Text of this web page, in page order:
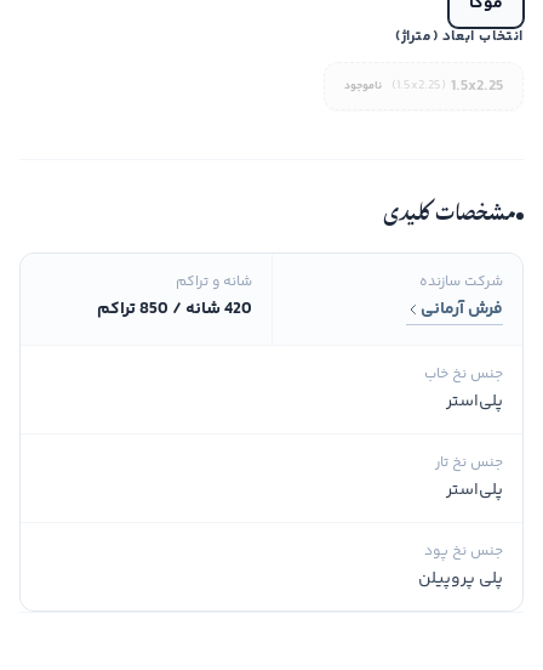
انتخاب ابعاد (متراژ)
1.5x2.25
(1.5x2.25) ناموجود
مشخصات کلیدی
شرکت سازنده
فرش آرمانی
شانه و تراکم
420 شانه / 850 تراکم
جنس نخ خاب
پلی‌استر
جنس نخ تار
پلی‌استر
جنس نخ پود
پلی پروپیلن